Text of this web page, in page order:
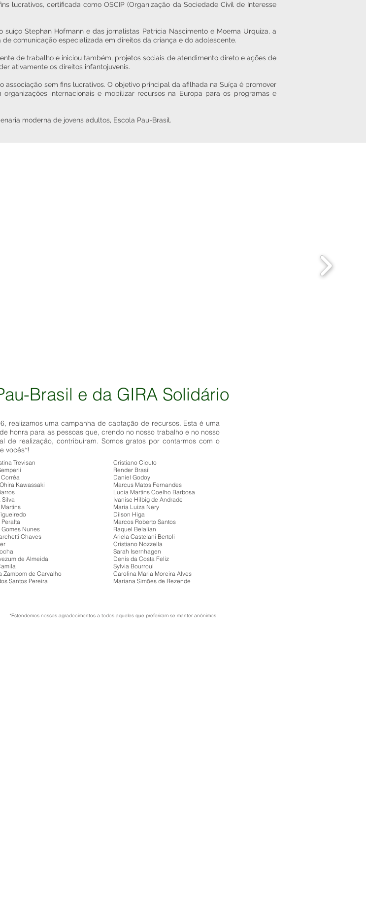
lucrativos, certificada como OSCIP (Organização da Sociedade Civil de Interesse
Stephan Hofmann e das jornalistas Patrícia Nascimento e Moema Urquiza, a
comunicação especializada em direitos da criança e do adolescente.
de trabalho e iniciou também, projetos sociais de atendimento direto e ações de
ativamente os direitos infantojuvenis.
associação sem fins lucrativos. O objetivo principal da afilhada na Suíça é promover
internacionais e mobilizar recursos na Europa para os programas e
moderna de jovens adultos, Escola Pau-Brasil.
Brasil e da GIRA Solidário
realizamos uma campanha de captação de recursos. Esta é uma
honra para as pessoas que, crendo no nosso trabalho e no nosso
de realização, contribuíram. Somos gratos por contarmos com o
vocês*!
Trevisan
Kawassaki
Silva
Peralta
Nunes
Chaves
de Almeida
Zambom de Carvalho
Santos Pereira
Cristiano Cicuto
Render Brasil
Daniel Godoy
Marcus Matos Fernandes
Lucia Martins Coelho Barbosa
Ivanise Hilbig de Andrade
Maria Luiza Nery
Dilson Higa
Marcos Roberto Santos
Raquel Belalian
Ariela Castelani Bertoli
Cristiano Nozzella
Sarah Isernhagen
Denis da Costa Feliz
Sylvia Bourroul
Carolina Maria Moreira Alves
Mariana Simões de Rezende
*Estendemos nossos agradecimentos a todos aqueles que preferiram se manter anônimos.